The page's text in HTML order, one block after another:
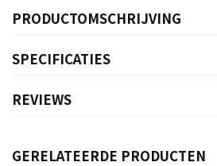
PRODUCTOMSCHRIJVING
SPECIFICATIES
REVIEWS
GERELATEERDE PRODUCTEN